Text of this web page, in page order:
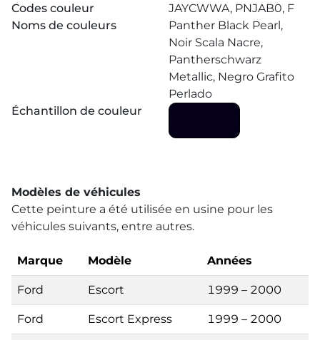
Codes couleur
JAYCWWA, PNJAB0, F
Noms de couleurs
Panther Black Pearl,
Noir Scala Nacre,
Pantherschwarz
Metallic, Negro Grafito
Perlado
Échantillon de couleur
Modèles de véhicules
Cette peinture a été utilisée en usine pour les
véhicules suivants, entre autres.
Marque Modèle Années
Ford Escort 1999 – 2000
Ford Escort Express 1999 – 2000